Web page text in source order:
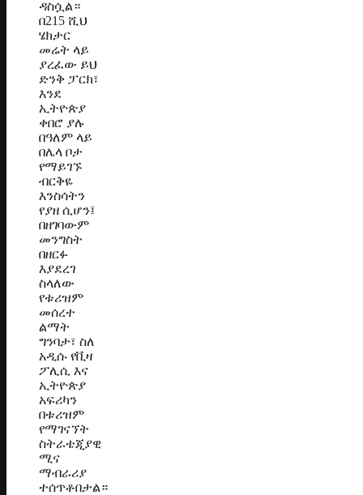
ዳስሷል።
በ215 ሺህ
ሄክታር
መሬት ላይ
ያረፈው ይህ
ድንቅ ፓርክ፣
እንደ
ኢትዮጵያ
ቀበሮ ያሉ
በዓለም ላይ
በሌላ ቦታ
የማይገኙ
ብርቅዬ
እንስሳትን
የያዘ ሲሆን፤
በዘገባውም
መንግስት
በዘርፉ
እያደረገ
ስላለው
የቱሪዝም
መሰረተ
ልማት
ግንባታ፣ ስለ
አዲሱ የቪዛ
ፖሊሲ እና
ኢትዮጵያ
አፍሪካን
በቱሪዝም
የማገናኘት
ስትራቴጂያዊ
ሚና
ማብራሪያ
ተሰጥቶበታል።